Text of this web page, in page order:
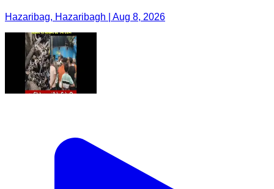
Hazaribag, Hazaribagh | Aug 8, 2026